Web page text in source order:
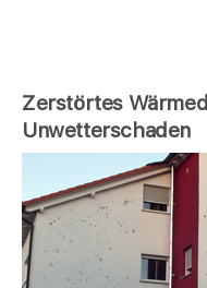
Zerstörtes
Unwetterschaden